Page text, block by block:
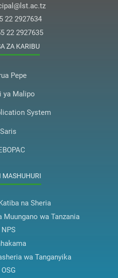
22 2927634
22 2927635
ZA KARIBU
Pepe
ya Malipo
System
Saris
MASHUHURI
na Sheria
Muungano wa Tanzania
NPS
wa Tanganyika
OSG